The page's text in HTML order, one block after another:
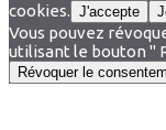
cookies. J'accepte
Vous pouvez
utilisant le bouton "
Révoquer le